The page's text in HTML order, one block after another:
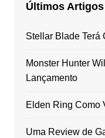
Últimos Artigos
Stellar Blade Terá
Monster Hunter
Lançamento
Elden Ring Como
Uma Review de